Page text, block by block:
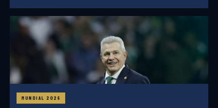
MUNDIAL 2026